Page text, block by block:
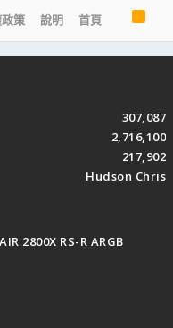
策 說明 首頁
R
S
S
307,087
2,716,100
217,902
Hudson Chris
2800X RS-R ARGB